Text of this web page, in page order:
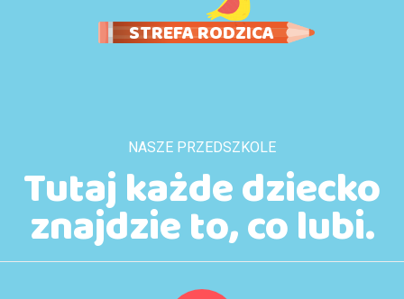
STREFA RODZICA
NASZE PRZEDSZKOLE
Tutaj każde dziecko
znajdzie to, co lubi.